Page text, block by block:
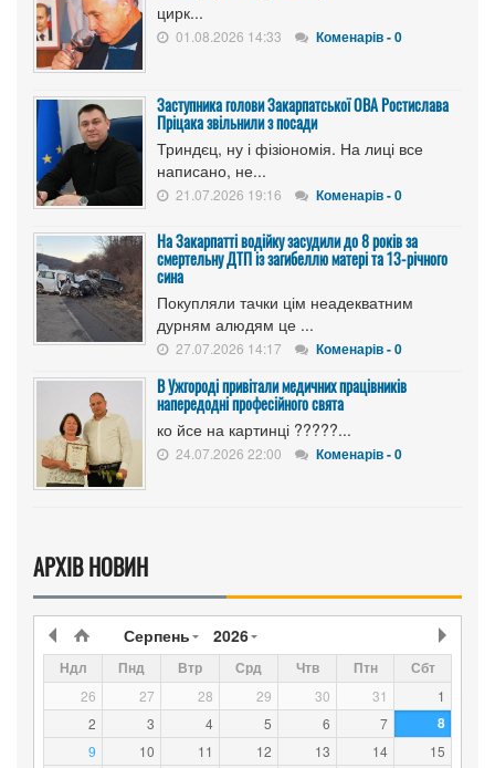
цирк...
01.08.2026 14:33 Коменарів - 0
Заступника голови Закарпатської ОВА Ростислава
Пріцака звільнили з посади
Триндєц, ну і фізіономія. На лиці все
написано, не...
21.07.2026 19:16 Коменарів - 0
На Закарпатті водійку засудили до 8 років за
смертельну ДТП із загибеллю матері та 13-річного
сина
Покупляли тачки цім неадекватним
дурням алюдям це ...
27.07.2026 14:17 Коменарів - 0
В Ужгороді привітали медичних працівників
напередодні професійного свята
ко йсе на картинці ?????...
24.07.2026 22:00 Коменарів - 0
АРХІВ НОВИН
Серпень 2026
Ндл Пнд Втр Срд Чтв Птн Сбт
26 27 28 29 30 31
1
2
3 4 5 6 7 8
9 10 11 12 13 14
15